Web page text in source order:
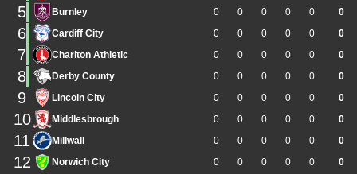
5 Burnley 0 0 0 0 0 0
6 Cardiff City 0 0 0 0 0 0
7 Charlton Athletic 0 0 0 0 0 0
8 Derby County 0 0 0 0 0 0
9 Lincoln City 0 0 0 0 0 0
10 Middlesbrough 0 0 0 0 0 0
11 Millwall 0 0 0 0 0 0
12 Norwich City 0 0 0 0 0 0